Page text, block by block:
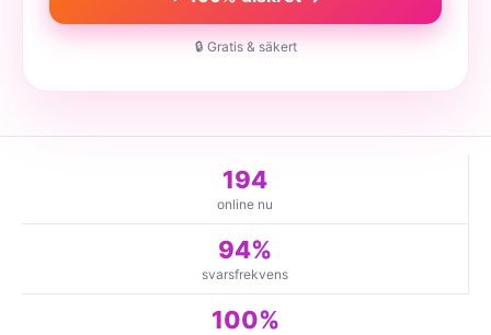
🔒 Gratis & säkert
194
online nu
94%
svarsfrekvens
100%